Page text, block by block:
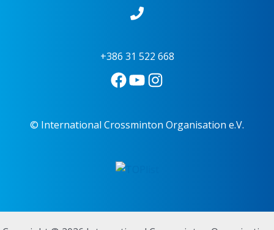
+386 31 522 668
© International Crossminton Organisation e.V.